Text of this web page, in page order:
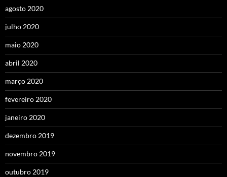
agosto 2020
julho 2020
maio 2020
abril 2020
março 2020
fevereiro 2020
janeiro 2020
dezembro 2019
novembro 2019
outubro 2019